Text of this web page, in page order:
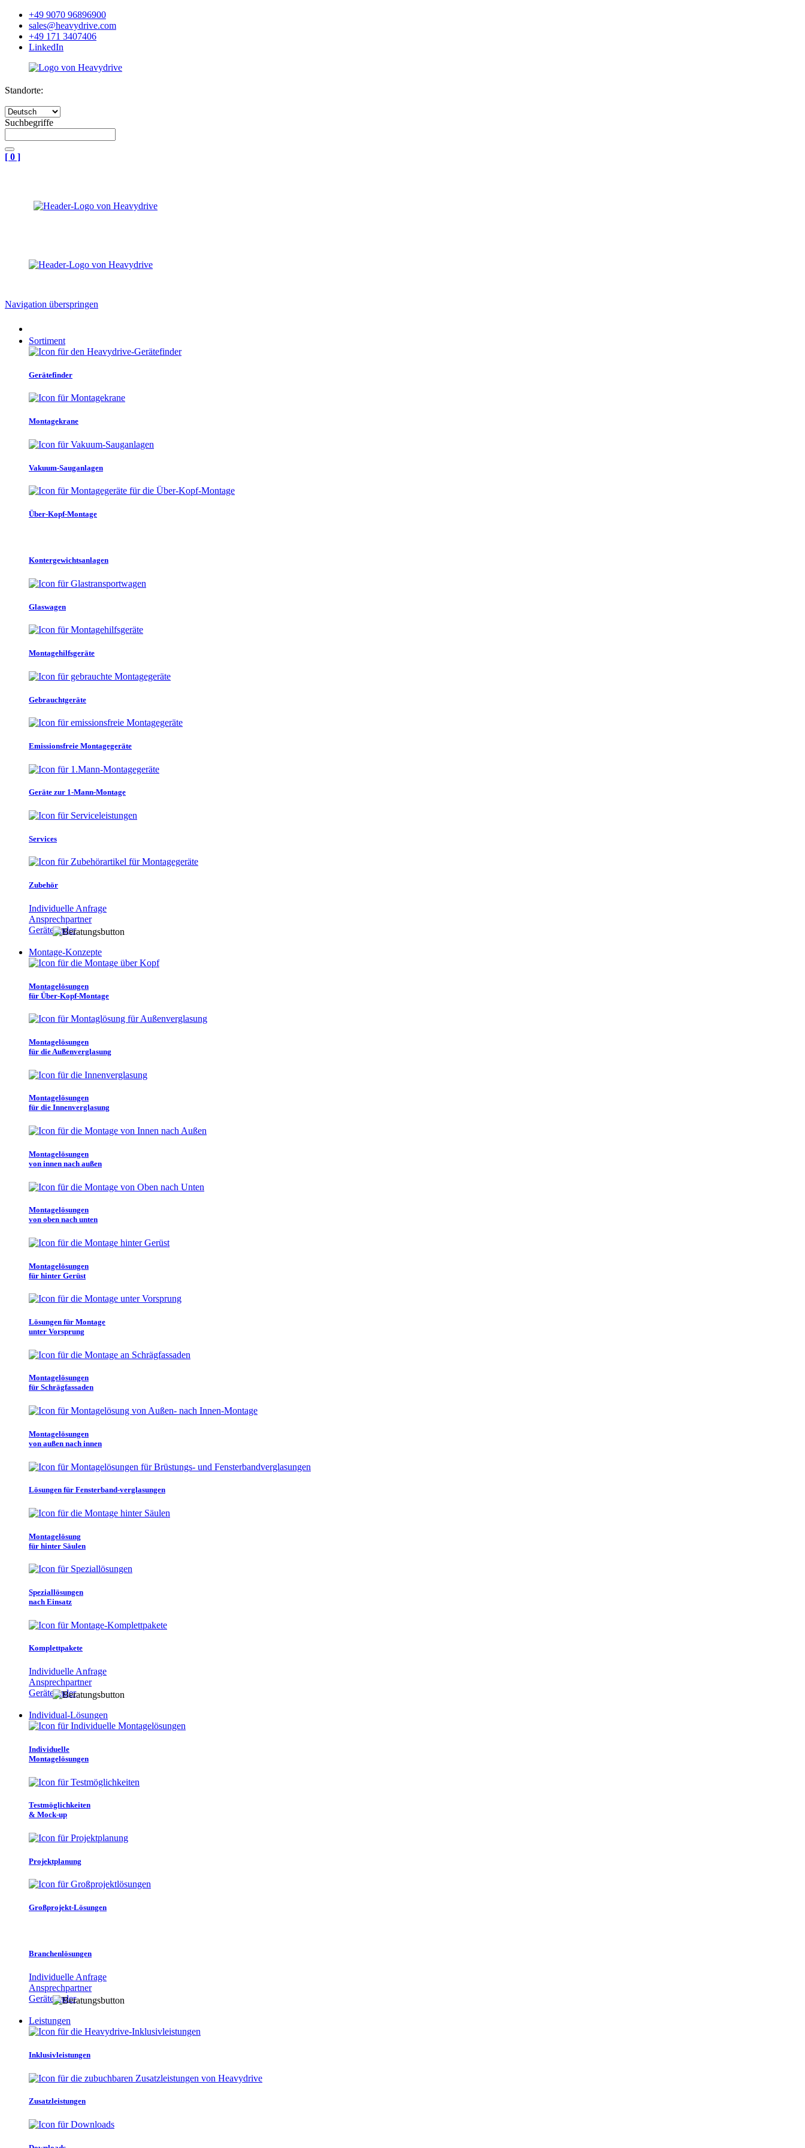
+49 9070 96896900
sales@heavydrive.com
+49 171 3407406
LinkedIn
Standorte:
Suchbegriffe
[ 0 ]
Navigation überspringen
Sortiment
Gerätefinder
Montagekrane
Vakuum-Sauganlagen
Über-Kopf-Montage
Kontergewichtsanlagen
Glaswagen
Montagehilfsgeräte
Gebrauchtgeräte
Emissionsfreie Montagegeräte
Geräte zur 1-Mann-Montage
Services
Zubehör
Individuelle Anfrage
Ansprechpartner
Gerätefinder
Montage-Konzepte
Montagelösungen
für Über-Kopf-Montage
Montagelösungen
für die Außenverglasung
Montagelösungen
für die Innenverglasung
Montagelösungen
von innen nach außen
Montagelösungen
von oben nach unten
Montagelösungen
für hinter Gerüst
Lösungen für Montage
unter Vorsprung
Montagelösungen
für Schrägfassaden
Montagelösungen
von außen nach innen
Lösungen für Fensterband-verglasungen
Montagelösung
für hinter Säulen
Speziallösungen
nach Einsatz
Komplettpakete
Individuelle Anfrage
Ansprechpartner
Gerätefinder
Individual-Lösungen
Individuelle
Montagelösungen
Testmöglichkeiten
& Mock-up
Projektplanung
Großprojekt-Lösungen
Branchenlösungen
Individuelle Anfrage
Ansprechpartner
Gerätefinder
Leistungen
Inklusivleistungen
Zusatzleistungen